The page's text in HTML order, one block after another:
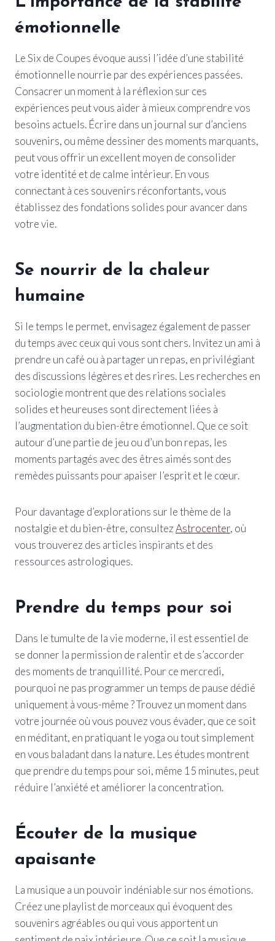
émotionnelle
Le Six de Coupes évoque aussi l’idée d’une stabilité
émotionnelle nourrie par des expériences passées.
Consacrer un moment à la réflexion sur ces
expériences peut vous aider à mieux comprendre vos
besoins actuels. Écrire dans un journal sur d’anciens
souvenirs, ou même dessiner des moments marquants,
peut vous offrir un excellent moyen de consolider
votre identité et de calme intérieur. En vous
connectant à ces souvenirs réconfortants, vous
établissez des fondations solides pour avancer dans
votre vie.
Se nourrir de la chaleur
humaine
Si le temps le permet, envisagez également de passer
du temps avec ceux qui vous sont chers. Invitez un ami à
prendre un café ou à partager un repas, en privilégiant
des discussions légères et des rires. Les recherches en
sociologie montrent que des relations sociales
solides et heureuses sont directement liées à
l’augmentation du bien-être émotionnel. Que ce soit
autour d’une partie de jeu ou d’un bon repas, les
moments partagés avec des êtres aimés sont des
remèdes puissants pour apaiser l’esprit et le cœur.
Pour davantage d’explorations sur le thème de la
nostalgie et du bien-être, consultezAstrocenter, où
vous trouverez des articles inspirants et des
ressources astrologiques.
Prendre du temps pour soi
Dans le tumulte de la vie moderne, il est essentiel de
se donner la permission de ralentir et de s’accorder
des moments de tranquillité. Pour ce mercredi,
pourquoi ne pas programmer un temps de pause dédié
uniquement à vous-même ? Trouvez un moment dans
votre journée où vous pouvez vous évader, que ce soit
en méditant, en pratiquant le yoga ou tout simplement
en vous baladant dans la nature. Les études montrent
que prendre du temps pour soi, même 15 minutes, peut
réduire l’anxiété et améliorer la concentration.
Écouter de la musique
apaisante
La musique a un pouvoir indéniable sur nos émotions.
Créez une playlist de morceaux qui évoquent des
souvenirs agréables ou qui vous apportent un